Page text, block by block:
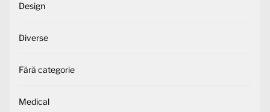
Design
Diverse
Fără categorie
Medical